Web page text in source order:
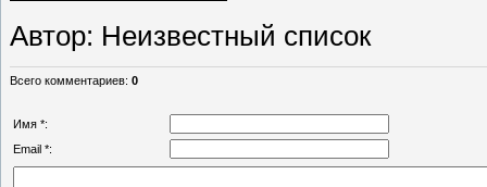
Автор: Неизвестный список
Всего комментариев: 0
Имя *:
Email *: